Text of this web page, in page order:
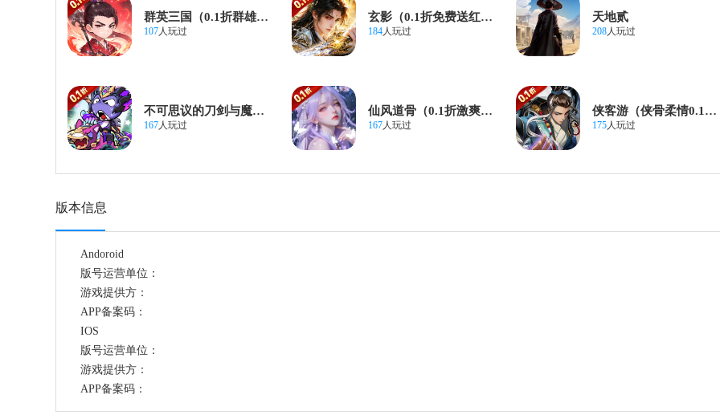
群英三国（0.1折群雄百战）
107人玩过
玄影（0.1折免费送红颜）
184人玩过
天地贰
208 人玩过
不可思议的刀剑与魔法（0.1折福利版）
167人玩过
仙风道骨（0.1折激爽版）
167人玩过
侠客游（侠骨柔情0.1折）
175 人玩过
版本信息
Andoroid
版号运营单位：
游戏提供方：
APP备案码：
IOS
版号运营单位：
游戏提供方：
APP备案码：